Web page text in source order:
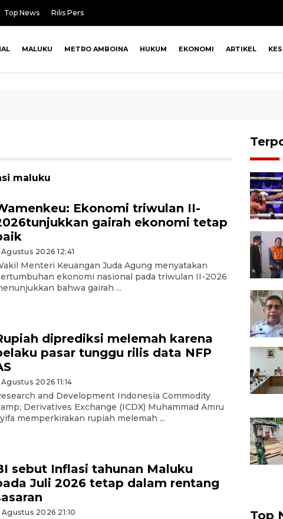
Top News Rilis Pers
MALUKU METRO AMBOINA HUKUM EKONOMI ARTIKEL
maluku
Ekonomi triwulan II-
gairah ekonomi tetap
Agustus 2026 12:41
Menteri Keuangan Juda Agung menyatakan
ekonomi nasional pada triwulan II-2026
bahwa gairah ...
diprediksi melemah karena
pasar tunggu rilis data NFP
2026 11:14
and Development Indonesia Commodity
Derivatives Exchange (ICDX) Muhammad Amru
memperkirakan rupiah melemah ...
sebut Inflasi tahunan Maluku
Juli 2026 tetap dalam rentang
Agustus 2026 21:10 Top